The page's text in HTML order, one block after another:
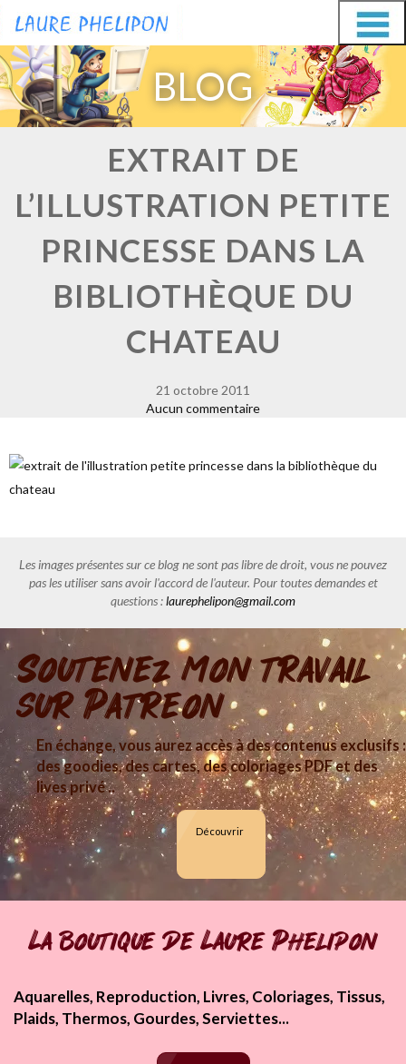
Aller
au
contenu
Aller
au
contenu
BLOG
EXTRAIT DE
L’ILLUSTRATION PETITE
PRINCESSE DANS LA
BIBLIOTHÈQUE DU
CHATEAU
21 octobre 2011
Aucun commentaire
Les images présentes sur ce blog ne sont pas libre de droit, vous ne pouvez
pas les utiliser sans avoir l'accord de l'auteur. Pour toutes demandes et
questions :laurephelipon@gmail.com
Soutenez mon travail
sur Patreon
En échange, vous aurez accès à des contenus exclusifs :
des goodies, des cartes, des coloriages PDF et des
lives privé ..
Découvrir
La boutique de Laure Phelipon
Aquarelles, Reproduction, Livres, Coloriages, Tissus,
Plaids, Thermos, Gourdes, Serviettes...